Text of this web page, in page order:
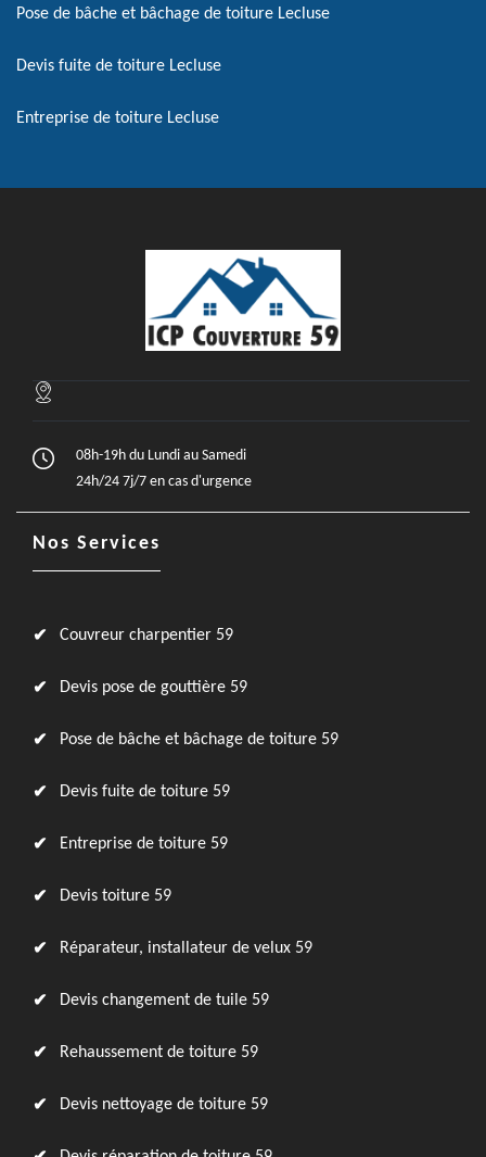
Pose de bâche et bâchage de toiture Lecluse
Devis fuite de toiture Lecluse
Entreprise de toiture Lecluse
08h-19h du Lundi au Samedi
24h/24 7j/7 en cas d'urgence
Nos Services
Couvreur charpentier 59
Devis pose de gouttière 59
Pose de bâche et bâchage de toiture 59
Devis fuite de toiture 59
Entreprise de toiture 59
Devis toiture 59
Réparateur, installateur de velux 59
Devis changement de tuile 59
Rehaussement de toiture 59
Devis nettoyage de toiture 59